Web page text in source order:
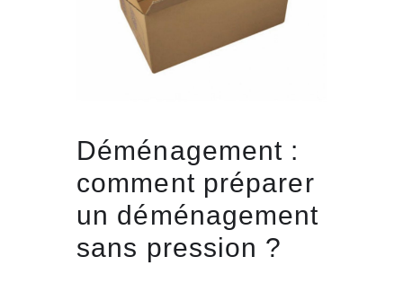
Déménagement :
comment préparer
un déménagement
sans pression ?